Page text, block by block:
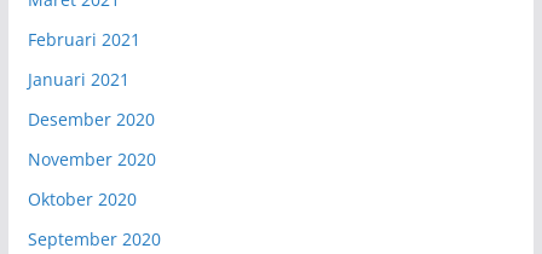
Februari 2021
Januari 2021
Desember 2020
November 2020
Oktober 2020
September 2020